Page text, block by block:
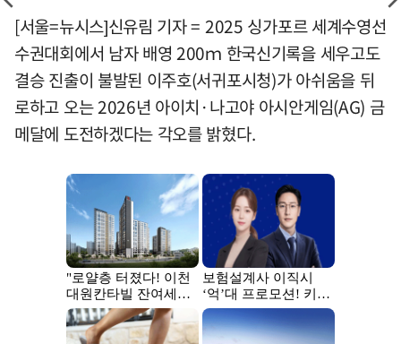
[서울=뉴시스]신유림 기자 = 2025 싱가포르 세계수영선
수권대회에서 남자 배영 200ｍ 한국신기록을 세우고도
결승 진출이 불발된 이주호(서귀포시청)가 아쉬움을 뒤
로하고 오는 2026년 아이치·나고야 아시안게임(AG) 금
메달에 도전하겠다는 각오를 밝혔다.